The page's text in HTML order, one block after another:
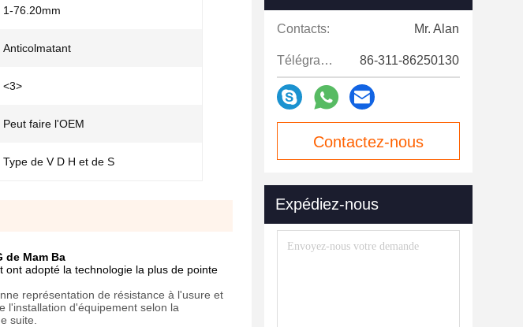
1-76.20mm
Anticolmatant
<3>
Peut faire l'OEM
Type de V D H et de S
de Mam Ba
adopté la technologie la plus de pointe
représentation de résistance à l'usure et
l'installation d'équipement selon la
suite.
Contacts: Mr. Alan
Télégramme: 86-311-86250130
Contactez-nous
Expédiez-nous